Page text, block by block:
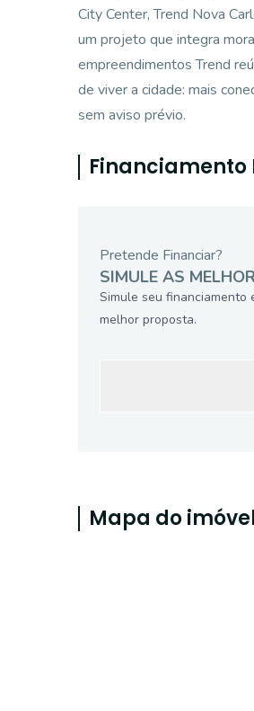
City Center, Trend Nova
um projeto que integra
empreendimentos Trend
de viver a cidade: mais
sem aviso prévio.
Financiamento
Pretende Financiar?
SIMULE AS
Simule seu financiamento
melhor proposta.
Mapa do